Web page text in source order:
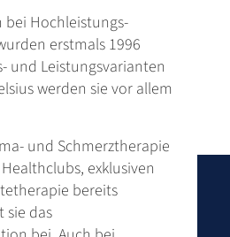
Hochleistungs-
erstmals 1996
und Leistungsvarianten
werden sie vor allem
und Schmerztherapie
exklusiven
bereits
sie das